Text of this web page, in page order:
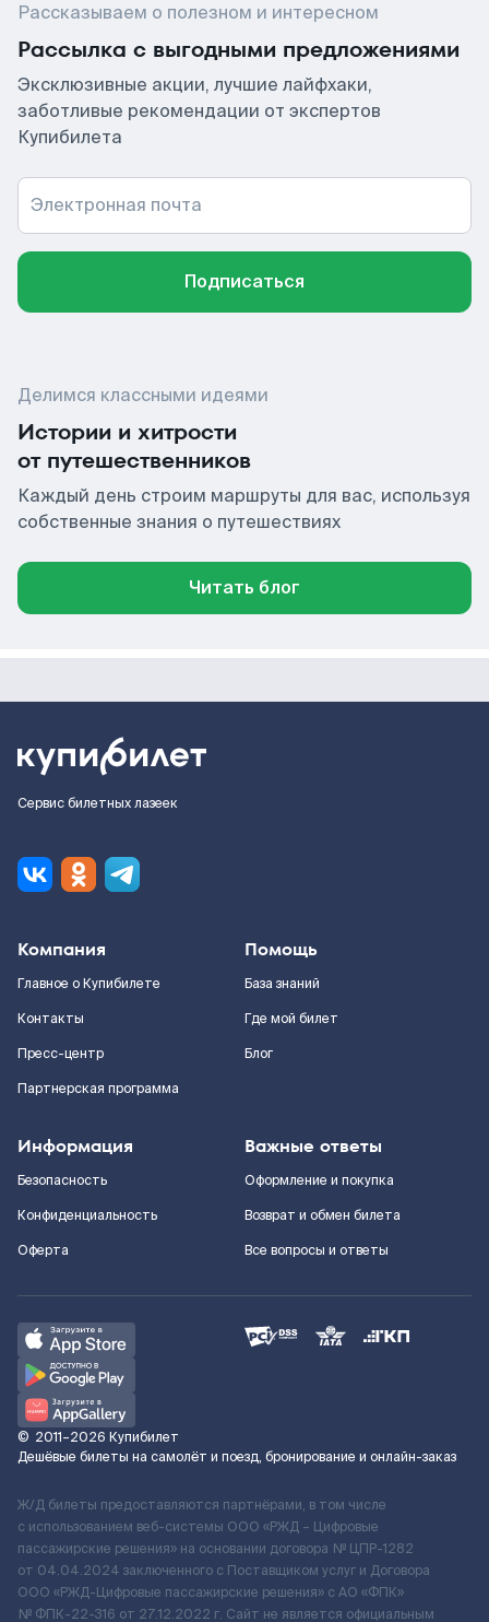
Рассказываем о полезном и интересном
Рассылка с выгодными предложениями
Эксклюзивные акции, лучшие лайфхаки,
заботливые рекомендации от экспертов
Купибилета
Электронная почта
Подписаться
Делимся классными идеями
Истории и хитрости
от путешественников
Каждый день строим маршруты для вас, используя
собственные знания о путешествиях
Читать блог
Сервис билетных лазеек
Компания
Главное о Купибилете
Контакты
Пресс-центр
Партнерская программа
Помощь
База знаний
Где мой билет
Блог
Информация
Безопасность
Конфиденциальность
Оферта
Важные ответы
Оформление и покупка
Возврат и обмен билета
Все вопросы и ответы
© 2011–2026 Купибилет
Дешёвые билеты на самолёт и поезд, бронирование и онлайн-заказ
Ж/Д билеты предоставляются партнёрами, в том числе
с использованием веб-системы ООО «РЖД – Цифровые
пассажирские решения» на основании договора № ЦПР-1282
от 04.04.2024 заключенного с Поставщиком услуг и Договора
ООО «РЖД-Цифровые пассажирские решения» c АО «ФПК»
№ ФПК-22-316 от 27.12.2022 г. Сайт не является официальным